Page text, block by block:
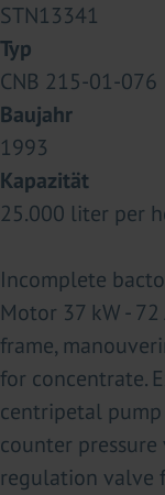
STN13341
Typ
CNB 215-01-076
Baujahr
1993
Kapazität
25.000 liter per
Incomplete
Motor 37 kW -
frame,
for concentrate.
centripetal
counter
regulation valve